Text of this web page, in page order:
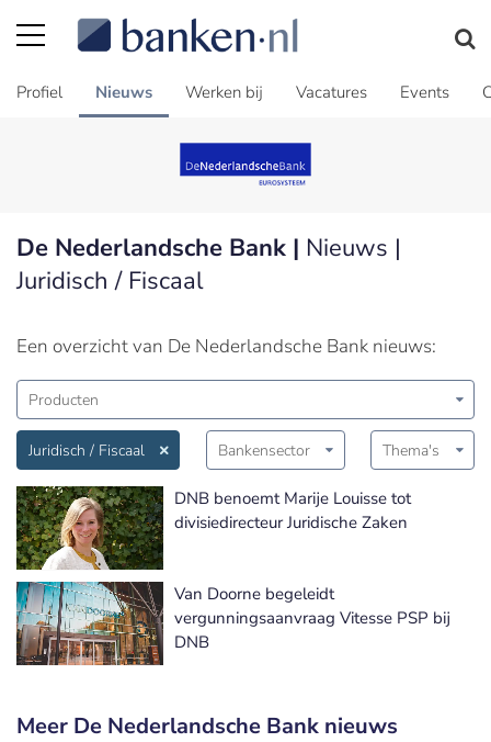
Profiel Nieuws Werken bij Vacatures Events
De Nederlandsche Bank | Nieuws |
Juridisch / Fiscaal
Een overzicht van De Nederlandsche Bank nieuws:
Producten
Juridisch / Fiscaal Bankensector Thema's
DNB benoemt Marije Louisse tot
divisiedirecteur Juridische Zaken
Van Doorne begeleidt
vergunningsaanvraag Vitesse PSP bij
DNB
Meer De Nederlandsche Bank nieuws